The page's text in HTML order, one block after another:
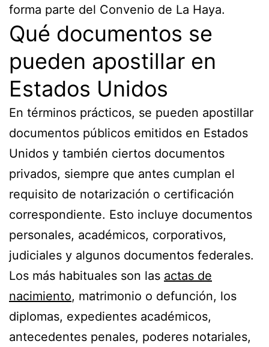
forma parte del Convenio de La Haya.
Qué documentos se
pueden apostillar en
Estados Unidos
En términos prácticos, se pueden apostillar
documentos públicos emitidos en Estados
Unidos y también ciertos documentos
privados, siempre que antes cumplan el
requisito de notarización o certificación
correspondiente. Esto incluye documentos
personales, académicos, corporativos,
judiciales y algunos documentos federales.
Los más habituales son las actas de
nacimiento, matrimonio o defunción, los
diplomas, expedientes académicos,
antecedentes penales, poderes notariales,